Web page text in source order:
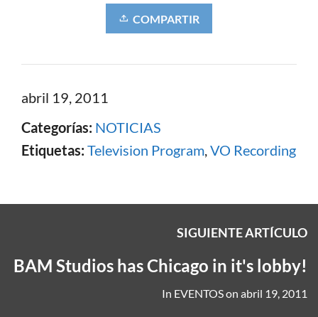
COMPARTIR
abril 19, 2011
Categorías: NOTICIAS
Etiquetas: Television Program,VO Recording
SIGUIENTE ARTÍCULO
BAM Studios has Chicago in it's lobby!
In EVENTOSon abril 19, 2011